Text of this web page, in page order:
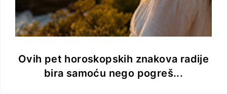
Ovih pet horoskopskih znakova radije
bira samoću nego pogreš...